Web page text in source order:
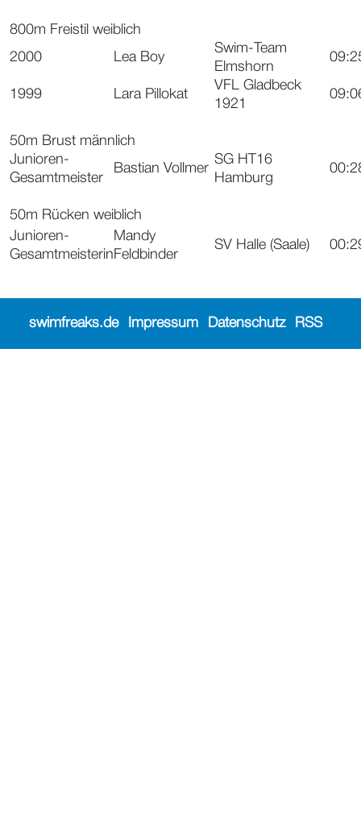
800m Freistil weiblich
2000 Lea Boy
Swim-Team
Elmshorn
1999 Lara Pillokat
VFL Gladbeck
1921
50m Brust männlich
Junioren-
Gesamtmeister
Bastian Vollmer
SG HT16
Hamburg
50m Rücken weiblich
Junioren-
Gesamtmeisterin
Mandy
Feldbinder
SV Halle (Saale)
swimfreaks.de Impressum Datenschutz RSS